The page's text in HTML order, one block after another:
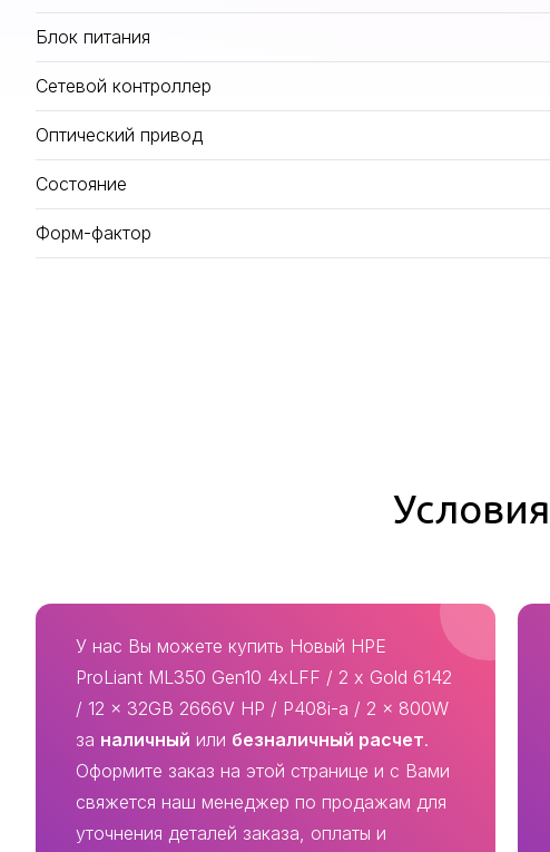
Блок питания
Сетевой контроллер
Оптический привод
Состояние
Форм-фактор
У нас Вы можете купить Новый HPE
ProLiant ML350 Gen10 4xLFF / 2 x Gold 6142
/ 12 x 32GB 2666V HP / P408i-a / 2 x 800W
за наличный или безналичный расчет.
Оформите заказ на этой странице и с Вами
свяжется наш менеджер по продажам для
уточнения деталей заказа, оплаты и